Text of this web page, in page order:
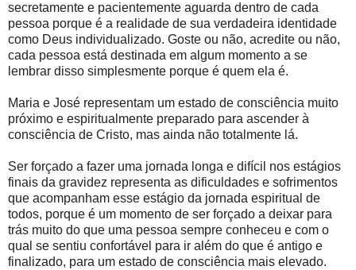
secretamente e pacientemente aguarda dentro de cada
pessoa porque é a realidade de sua verdadeira identidade
como Deus individualizado. Goste ou não, acredite ou não,
cada pessoa está destinada em algum momento a se
lembrar disso simplesmente porque é quem ela é.
Maria e José representam um estado de consciência muito
próximo e espiritualmente preparado para ascender à
consciência de Cristo, mas ainda não totalmente lá.
Ser forçado a fazer uma jornada longa e difícil nos estágios
finais da gravidez representa as dificuldades e sofrimentos
que acompanham esse estágio da jornada espiritual de
todos, porque é um momento de ser forçado a deixar para
trás muito do que uma pessoa sempre conheceu e com o
qual se sentiu confortável para ir além do que é antigo e
finalizado, para um estado de consciência mais elevado.